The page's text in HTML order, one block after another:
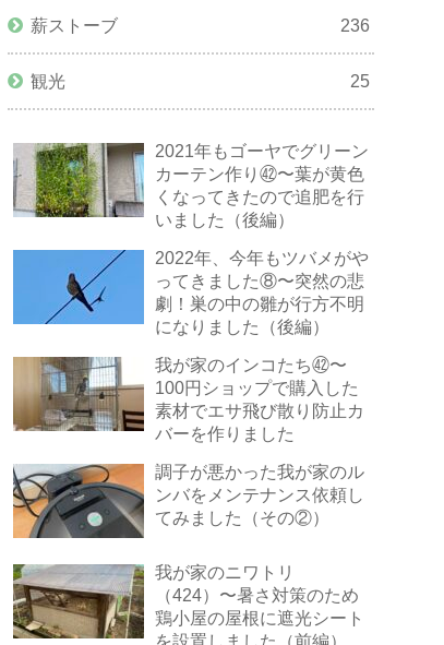
薪ストーブ 236
観光 25
2021年もゴーヤでグリーン
カーテン作り㊷〜葉が黄色
くなってきたので追肥を行
いました（後編）
2022年、今年もツバメがや
ってきました⑧〜突然の悲
劇！巣の中の雛が行方不明
になりました（後編）
我が家のインコたち㊷〜
100円ショップで購入した
素材でエサ飛び散り防止カ
バーを作りました
調子が悪かった我が家のル
ンバをメンテナンス依頼し
てみました（その②）
我が家のニワトリ
（424）〜暑さ対策のため
鶏小屋の屋根に遮光シート
を設置しました（前編）